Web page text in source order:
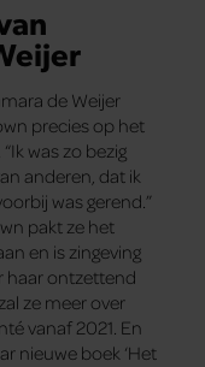
de Weijer
precies op het
was zo bezig
anderen, dat ik
was gerend.”
pakt ze het
en is zingeving
haar ontzettend
ze meer over
vanaf 2021. En
nieuwe boek ‘Het